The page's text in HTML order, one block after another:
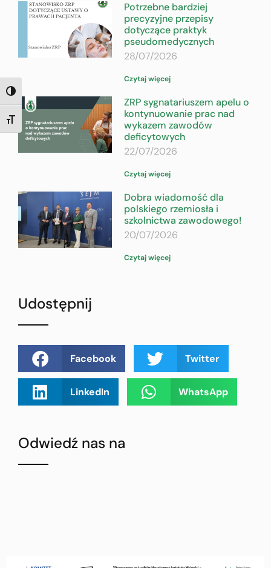
TOGGLE HIGH CONTRAST
TOGGLE FONT SIZE
Potrzebne bardziej
precyzyjne przepisy
dotyczące praktyk
pseudomedycznych
28/07/2026
Czytaj więcej
ZRP sygnatariuszem apelu o
kontynuowanie prac nad
wykazem zawodów
deficytowych
22/07/2026
Czytaj więcej
Dobra wiadomość dla
polskiego rzemiosła i
szkolnictwa zawodowego!
20/07/2026
Czytaj więcej
Udostępnij
Facebook Twitter
LinkedIn WhatsApp
Odwiedź nas na